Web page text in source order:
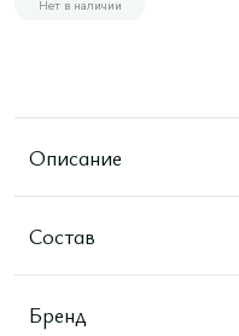
Нет в наличии
Описание
Состав
Бренд